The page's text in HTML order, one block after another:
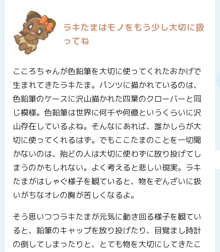
ラキたまはモノをもう少し大切に扱
ってね
こころちゃんが色鉛筆を大切に使ってくれたおかげで
生まれてきたラキたま。パンツに描かれているのは、
色鉛筆のケースに沢山描かれた四葉のクローバーと同
じ模様。色鉛筆は世界に何千や何億というくらいに沢
山存在しているよね。そんなにあれば、誰かしらが大
切に使ってくれるはず。でもここたまのことを一切聞
かないのは、殆どの人は大切に使わずに放り投げてし
まうのかもしれない。よく考えると悲しい現実。ラキ
たまがはしゃぐ様子を観ていると、物をぞんざいに扱
いがちなオレの胸が苦しくなるよ。
そう思いつつラキたまが元気に動き回る様子を観てい
ると、鉛筆のキャップを放り投げたり、目覚まし時計
の倒してしまったりと、とても物を大切にしてきたこ